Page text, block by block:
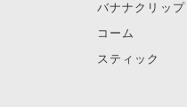
バナナクリップ
コーム
スティック